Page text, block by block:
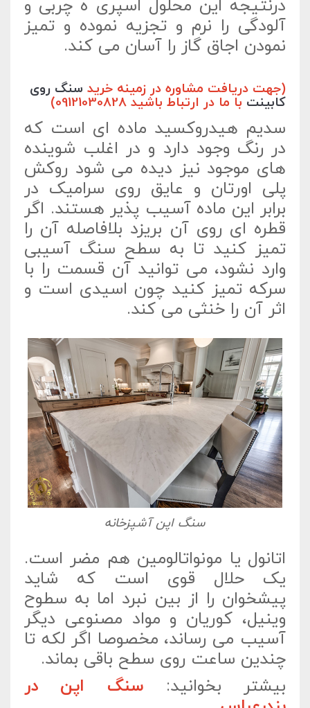
درنتیجه این محلول اسپری ه چربی و
آلودگی را نرم و تجزیه نموده و تمیز
نمودن اجاق گاز را آسان می کند.
(جهت دریافت مشاوره در زمینه خرید سنگ روی
کابینت با ما در ارتباط باشید 09121030828)
سدیم هیدروکسید ماده ای است که
در رنگ وجود دارد و در اغلب شوینده
های موجود نیز دیده می شود روکش
پلی اورتان و عایق روی سرامیک در
برابر این ماده آسیب پذیر هستند. اگر
قطره ای روی آن بریزد بلافاصله آن را
تمیز کنید تا به سطح سنگ آسیبی
وارد نشود، می توانید آن قسمت را با
سرکه تمیز کنید چون اسیدی است و
اثر آن را خنثی می کند.
سنگ اپن آشپزخانه
اتانول یا مونواتالومین هم مضر است.
یک حلال قوی است که شاید
پیشخوان را از بین نبرد اما به سطوح
وینیل، کوریان و مواد مصنوعی دیگر
آسیب می رساند، مخصوصا اگر لکه تا
چندین ساعت روی سطح باقی بماند.
بیشتر بخوانید: سنگ اپن در